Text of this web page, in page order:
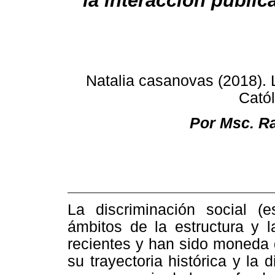
Natalia casanovas (2018).
Por Msc.
La discriminación social
ámbitos de la estructura y
recientes y han sido
su trayectoria histórica y la